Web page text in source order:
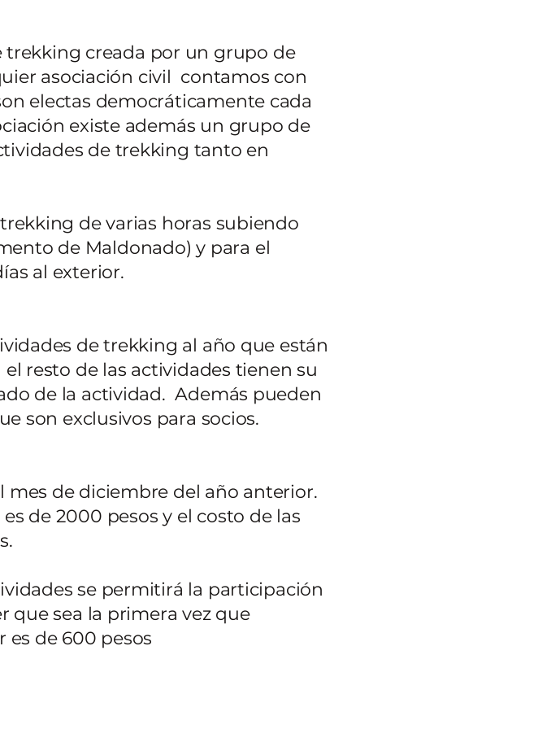
creada por un grupo de
asociación civil contamos con
electas democráticamente cada
existe además un grupo de
de trekking tanto en
de varias horas subiendo
de Maldonado) y para el
al exterior.
de trekking al año que están
resto de las actividades tienen su
de la actividad.Además pueden
son exclusivos para socios.
mes de diciembre del año anterior.
de 2000 pesos y el costo de las
se permitirá la participación
que sea la primera vez que
es de 600 pesos